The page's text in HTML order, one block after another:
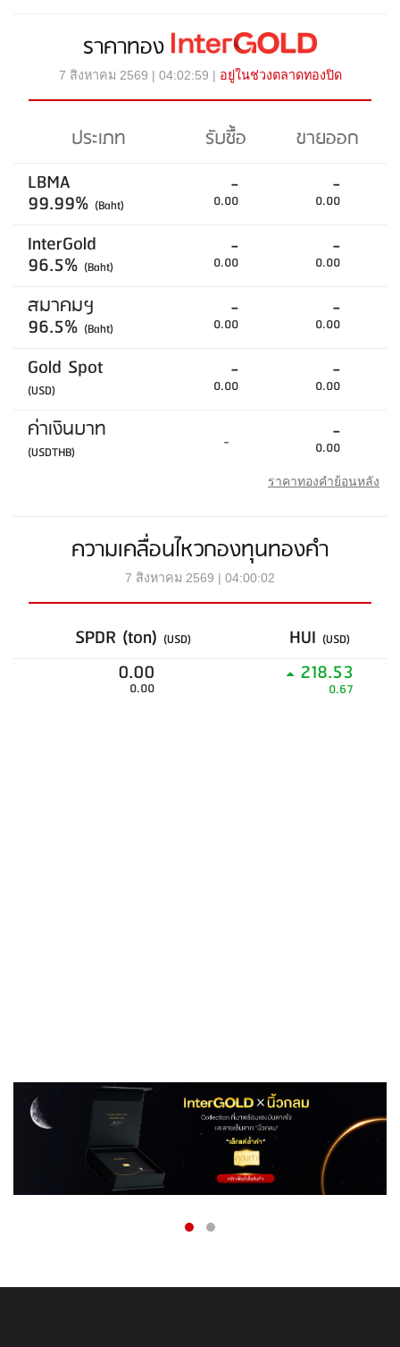
ราคาทอง
7 สิงหาคม 2569 | 04:02:59 | อยู่ในช่วงตลาดทองปิด
ประเภท รับซื้อ
ขายออก
LBMA
99.99% (Baht)
-
0.00
-
0.00
InterGold
96.5% (Baht)
-
0.00
-
0.00
สมาคมฯ
96.5% (Baht)
-
0.00
-
0.00
Gold Spot
(USD)
-
0.00
-
0.00
ค่าเงินบาท
(USDTHB) - -
0.00
ราคาทองคำย้อนหลัง
ความเคลื่อนไหวกองทุนทองคำ
7 สิงหาคม 2569 | 04:00:02
SPDR (ton) (USD) HUI (USD)
0.00
0.00
218.53
0.67